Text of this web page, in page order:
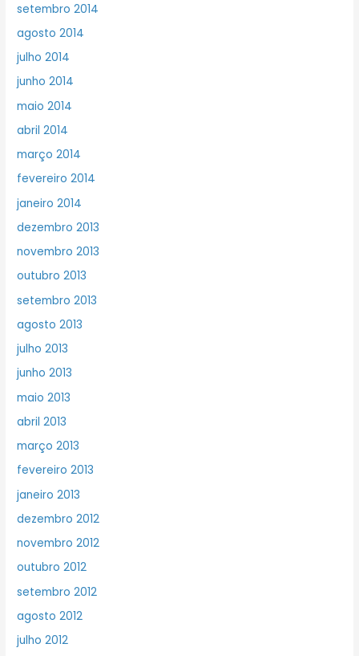
setembro 2014
agosto 2014
julho 2014
junho 2014
maio 2014
abril 2014
março 2014
fevereiro 2014
janeiro 2014
dezembro 2013
novembro 2013
outubro 2013
setembro 2013
agosto 2013
julho 2013
junho 2013
maio 2013
abril 2013
março 2013
fevereiro 2013
janeiro 2013
dezembro 2012
novembro 2012
outubro 2012
setembro 2012
agosto 2012
julho 2012